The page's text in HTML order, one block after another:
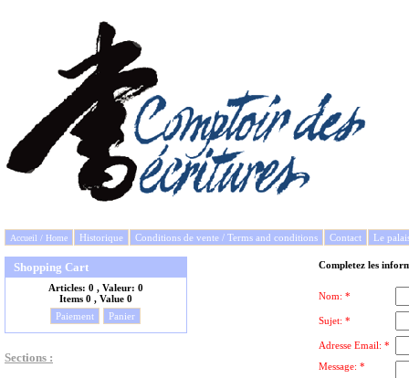
Accueil / Home Historique Conditions de vente / Terms and conditions Contact Le
Shopping Cart
Articles: 0 , Valeur: 0
Items 0 , Value 0
Paiement
Panier
Sections :
Completez les
Nom: *
Sujet: *
Adresse Email: *
Message: *